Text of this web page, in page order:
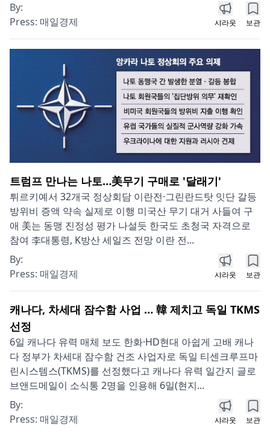
By:
Press: 매일경제 샤라웃 보관
트럼프 만나는 나토…美무기 구매로 '달래기'
튀르키예서 32개국 정상회담 이란전·그린란드탓 잇단 갈등
방위비 증액 약속 실제로 이행 미국산 무기 대거 사들여 구
애 美는 동맹 진정성 평가 나설듯 한국도 초청국 자격으로
참여 李대통령, K방산 세일즈 전망 이란 전...
By:
Press: 매일경제 샤라웃 보관
캐나다, 차세대 잠수함 사업 … 韓 제치고 독일 TKMS
선정
6일 캐나다 유력 매체 보도 한화·HD현대 아쉽게 고배 캐나
다 정부가 차세대 잠수함 건조 사업자로 독일 티센크루프마
린시스템스(TKMS)를 선정했다고 캐나다 유력 일간지 글로
브앤드메일이 소식통 2명을 인용해 6일(현지...
By:
Press: 매일경제 샤라웃 보관